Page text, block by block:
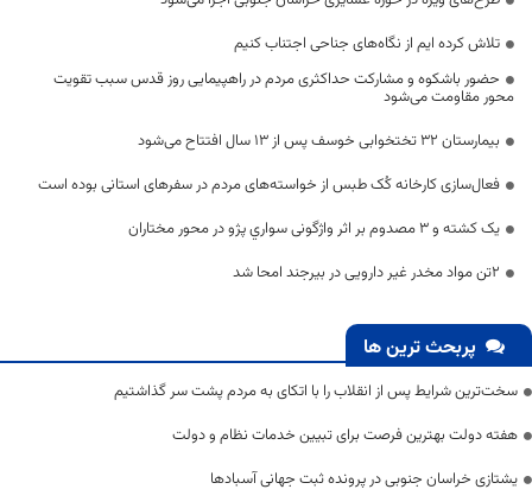
تلاش کرده ایم از نگاه‌های جناحی اجتناب کنیم
حضور باشکوه و مشارکت حداکثری مردم در راهپیمایی روز قدس سبب تقویت
محور مقاومت می‌شود
بیمارستان ۳۲ تختخوابی خوسف پس از ۱۳ سال افتتاح می‌شود
فعال‌سازی کارخانه کُک‌ طبس از خواسته‌های مردم در سفرهای استانی بوده است
یک کشته و ۳ مصدوم بر اثر واژگونی سواري پژو در محور مختاران
2تن مواد مخدر غیر دارویی در بیرجند امحا شد
پربحث ترین ها
سخت‌ترین شرایط پس از انقلاب را با اتکای به مردم پشت سر گذاشتیم
هفته دولت بهترین فرصت برای تبیین خدمات نظام و دولت
یشتازی خراسان جنوبی در پرونده ثبت جهانی آسبادها